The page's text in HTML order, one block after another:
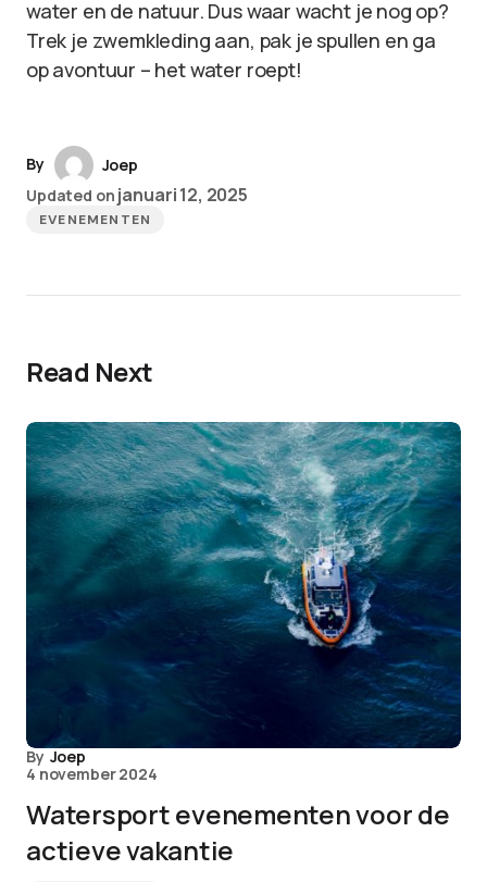
water en de natuur. Dus waar wacht je nog op?
Trek je zwemkleding aan, pak je spullen en ga
op avontuur – het water roept!
By
Joep
Updated on januari 12, 2025
EVENEMENTEN
Read Next
By Joep
4 november 2024
Watersport evenementen voor de
actieve vakantie